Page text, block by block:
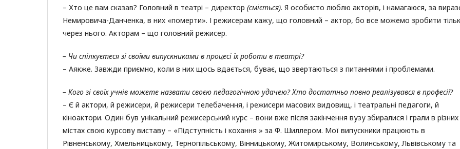
– Хто це вам сказав? Головний в театрі – директор (сміється). Я особисто люблю акторів, і намагаюся, за
Немировича-Данченка, в них «померти». І режисерам кажу, що головний – актор, бо все можемо зробити
через нього. Акторам – що головний режисер.
– Чи спілкуєтеся зі своїми випускниками в процесі їх роботи в театрі?
– Аякже. Завжди приємно, коли в них щось вдається, буває, що звертаються з питаннями і проблемами.
– Кого зі своїх учнів можете назвати своєю педагогічною удачею? Хто достатньо повно реалізувався в професії?
– Є й актори, й режисери, й режисери телебачення, і режисери масових видовищ, і театральні педагоги, й
кіноактори. Один був унікальний режисерський курс – вони вже після закінчення вузу збиралися і грали в різних
містах свою курсову виставу – «Підступність і кохання » за Ф. Шиллером. Мої випускники працюють в
Рівненському, Хмельницькому, Тернопільському, Вінницькому, Житомирському, Волинському, Львівському та